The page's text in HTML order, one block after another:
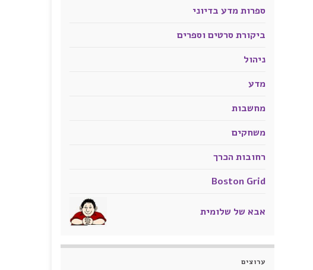
ספרות מדע בדיוני
ביקורת סרטים וספרים
ניהול
מדע
מחשבות
משחקים
רחובות הכרך
Boston Grid
אבא של שלומית
ערוצים